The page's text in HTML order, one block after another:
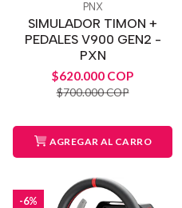
PNX
SIMULADOR TIMON +
PEDALES V900 GEN2 -
PXN
$620.000 COP
$700.000 COP
AGREGAR AL CARRO
-6%